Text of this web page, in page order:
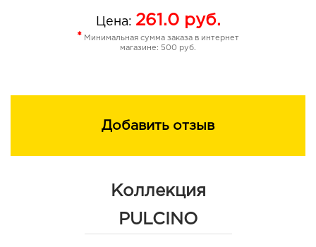
Цена: 261.0руб.
* Минимальная сумма заказа в интернет
магазине: 500 руб.
Добавить отзыв
Коллекция
PULCINO